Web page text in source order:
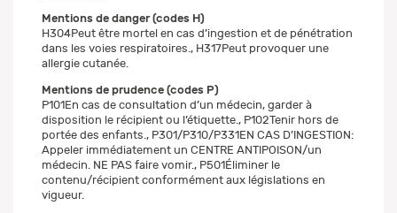
Mentions de danger (codes H)
H304Peut être mortel en cas d’ingestion et de pénétration
dans les voies respiratoires., H317Peut provoquer une
allergie cutanée.
Mentions de prudence (codes P)
P101En cas de consultation d’un médecin, garder à
disposition le récipient ou l’étiquette., P102Tenir hors de
portée des enfants., P301/P310/P331EN CAS D’INGESTION:
Appeler immédiatement un CENTRE ANTIPOISON/un
médecin. NE PAS faire vomir., P501Éliminer le
contenu/récipient conformément aux législations en
vigueur.